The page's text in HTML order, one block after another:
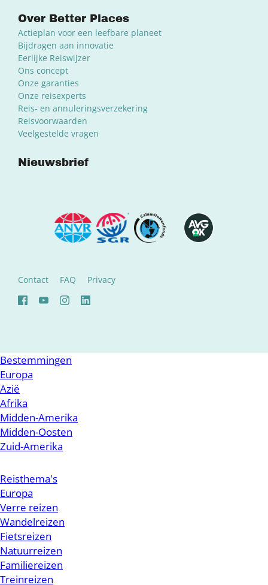
Over Better Places
Actieplan voor een leefbare planeet
Bijdragen aan innovatie
Eerlijke Reiswijzer
Ons concept
Onze garanties
Onze reisexperts
Reis- en annuleringsverzekering
Reisvoorwaarden
Veelgestelde vragen
Nieuwsbrief
Contact FAQ Privacy
Bestemmingen
Europa
Azië
Afrika
Midden-Amerika
Midden-Oosten
Zuid-Amerika
Reisthema's
Europa
Verre reizen
Wandelreizen
Fietsreizen
Natuurreizen
Familiereizen
Treinreizen